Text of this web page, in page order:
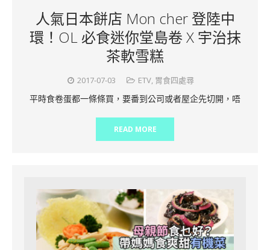
人氣日本餅店 Mon cher 登陸中
環！OL 必食迷你堂島卷 X 宇治抹
茶軟雪糕
2017-07-03 ETV, 胃食四處尋
平時食卷蛋都一條條買，要番到公司或者屋企先切開，唔
READ MORE